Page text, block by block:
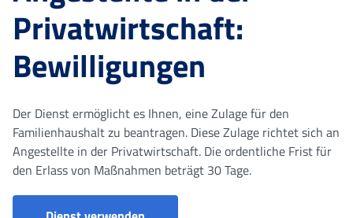
Privatwirtschaft:
Bewilligungen
Der Dienst ermöglicht es Ihnen, eine Zulage für den
Familienhaushalt zu beantragen. Diese Zulage richtet sich an
Angestellte in der Privatwirtschaft. Die ordentliche Frist für
den Erlass von Maßnahmen beträgt 30 Tage.